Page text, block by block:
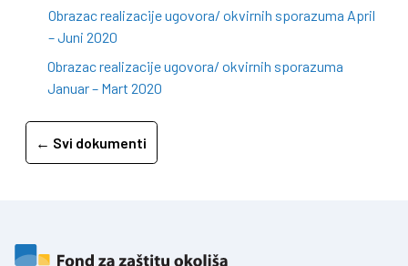
Obrazac realizacije ugovora/ okvirnih sporazuma April
– Juni 2020
Obrazac realizacije ugovora/ okvirnih sporazuma
Januar – Mart 2020
← Svi dokumenti